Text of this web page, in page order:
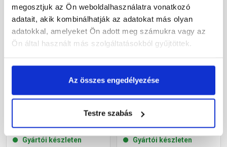
megosztjuk az Ön weboldalhasználatra vonatkozó
adatait, akik kombinálhatják az adatokat más olyan
adatokkal, amelyeket Ön adott meg számukra vagy az
Ön által használt más szolgáltatásokból gyűjtöttek.
Az összes engedélyezése
Testre szabás
Masterplast
Gyártói készleten
Masterplast
Thermomaster szilikon
14-C 25 kg
Gyártói készleten